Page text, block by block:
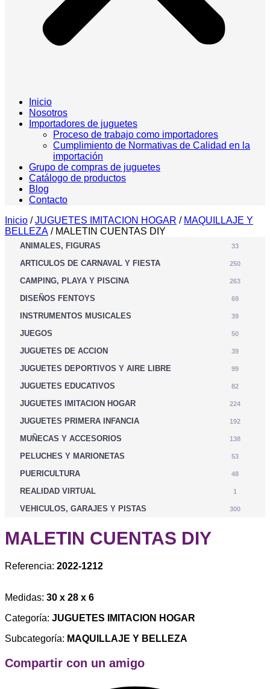
Inicio
Nosotros
Importadores de juguetes
Proceso de trabajo como importadores
Cumplimiento de Normativas de Calidad en la
importación
Grupo de compras de juguetes
Catálogo de productos
Blog
Contacto
Inicio /JUGUETES IMITACION HOGAR / MAQUILLAJE Y
BELLEZA / MALETIN CUENTAS DIY
ANIMALES, FIGURAS 33
ARTICULOS DE CARNAVAL Y FIESTA 250
CAMPING, PLAYA Y PISCINA 263
DISEÑOS FENTOYS 69
INSTRUMENTOS MUSICALES 39
JUEGOS 50
JUGUETES DE ACCION 39
JUGUETES DEPORTIVOS Y AIRE LIBRE 99
JUGUETES EDUCATIVOS 82
JUGUETES IMITACION HOGAR 224
JUGUETES PRIMERA INFANCIA 192
MUÑECAS Y ACCESORIOS 138
PELUCHES Y MARIONETAS 53
PUERICULTURA 48
REALIDAD VIRTUAL 1
VEHICULOS, GARAJES Y PISTAS 300
MALETIN CUENTAS DIY
Referencia: 2022-1212
Medidas: 30 x 28 x 6
Categoría: JUGUETES IMITACION HOGAR
Subcategoría: MAQUILLAJE Y BELLEZA
Compartir con un amigo